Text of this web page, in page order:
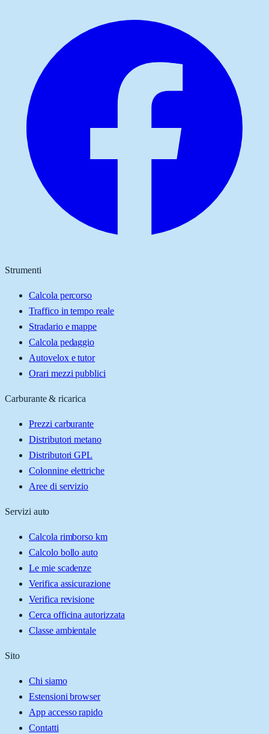
Strumenti
Calcola percorso
Traffico in tempo reale
Stradario e mappe
Calcola pedaggio
Autovelox e tutor
Orari mezzi pubblici
Carburante & ricarica
Prezzi carburante
Distributori metano
Distributori GPL
Colonnine elettriche
Aree di servizio
Servizi auto
Calcola rimborso km
Calcolo bollo auto
Le mie scadenze
Verifica assicurazione
Verifica revisione
Cerca officina autorizzata
Classe ambientale
Sito
Chi siamo
Estensioni browser
App accesso rapido
Contatti